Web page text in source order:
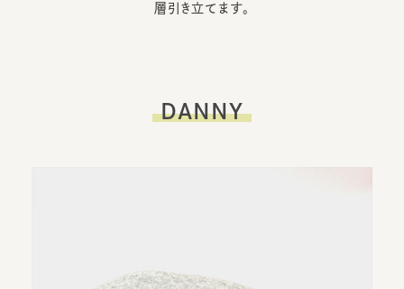
層引き立てます。
DANNY